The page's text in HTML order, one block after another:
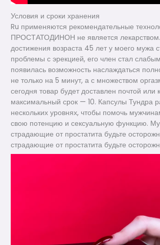
Условия и сроки хранения
Ru применяются рекомендательные
ПРОСТАТОДИНОН не является
достижения возраста 45 лет у моего мужа
проблемы с эрекцией, его член стал
появилась возможность наслаждаться
не только на 5 минут, а с множеством
сегодня товар будет доставлен почтой или
максимальный срок — 10. Капсулы Тундра
нескольких уровнях, чтобы помочь
свою потенцию и сексуальную функцию.
страдающие от простатита будьте
страдающие от простатита будьте